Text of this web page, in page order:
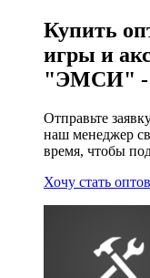
Купить
игры и
"ЭМСИ" -
Отправьте
наш менеджер
время, чтобы
Хочу стать